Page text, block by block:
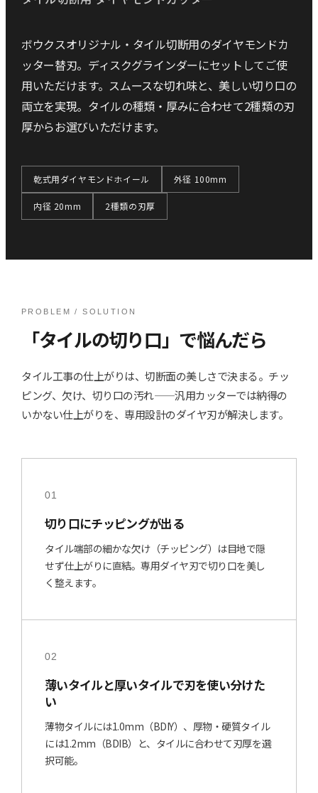
ボウクスオリジナル・タイル切断用のダイヤモンドカ
ッター替刃。ディスクグラインダーにセットしてご使
用いただけます。スムースな切れ味と、美しい切り口の
両立を実現。タイルの種類・厚みに合わせて2種類の刃
厚からお選びいただけます。
乾式用ダイヤモンドホイール 外径 100mm
内径 20mm 2種類の刃厚
PROBLEM / SOLUTION
「タイルの切り口」で悩んだら
タイル工事の仕上がりは、切断面の美しさで決まる。チッ
ピング、欠け、切り口の汚れ——汎用カッターでは納得の
いかない仕上がりを、専用設計のダイヤ刃が解決します。
01
切り口にチッピングが出る
タイル端部の細かな欠け（チッピング）は目地で隠
せず仕上がりに直結。専用ダイヤ刃で切り口を美し
く整えます。
02
薄いタイルと厚いタイルで刃を使い分けた
い
薄物タイルには1.0mm（BDIY）、厚物・硬質タイル
には1.2mm（BDIB）と、タイルに合わせて刃厚を選
択可能。